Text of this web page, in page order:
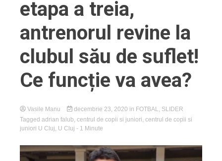
etapa a treia,
antrenorul revine la
clubul său de suflet!
Ce funcție va avea?
Vasile Manu decembrie 23, 2020 in FOTBAL
SLIDER
Tagged adrian falub centrul de copii si juniori centrul de copii si
juniori U Cluj U Cluj - 1 Minute